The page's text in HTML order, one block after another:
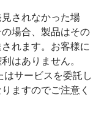
されなかった場
場合、製品はその
れます。お客様に
はありません。
サービスを委託し
ますのでご注意く